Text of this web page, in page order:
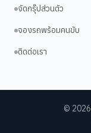
จัดกรุ๊ปส่วนตัว
จองรถพร้อมคนขับ
ติดต่อเรา
© 2026